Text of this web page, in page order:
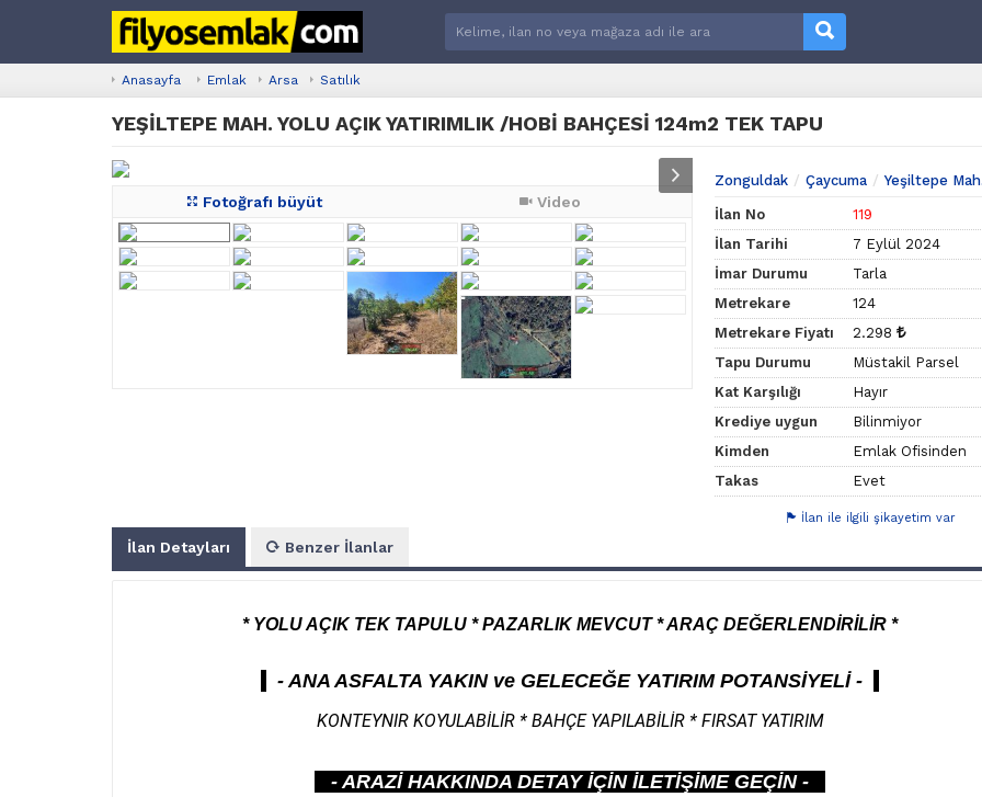
Anasayfa Emlak Arsa Satılık
YEŞİLTEPE MAH. YOLU AÇIK YATIRIMLIK /HOBİ BAHÇESİ 124m2 TEK TAPU
Fotoğrafı büyüt Video
Zonguldak Çaycuma Yeşiltepe Mah.
İlan No
119
İlan Tarihi
7 Eylül 2024
İmar Durumu
Tarla
Metrekare
124
Metrekare Fiyatı
2.298
Tapu Durumu
Müstakil Parsel
Kat Karşılığı
Hayır
Krediye uygun
Bilinmiyor
Kimden
Emlak Ofisinden
Takas
Evet
İlan ile ilgili şikayetim var
İlan Detayları Benzer İlanlar
* YOLU AÇIK TEK TAPULU * PAZARLIK MEVCUT * ARAÇ DEĞERLENDİRİLİR *
- ANA ASFALTA YAKIN ve GELECEĞE YATIRIM POTANSİYELİ-
KONTEYNIR KOYULABİLİR * BAHÇE YAPILABİLİR * FIRSAT YATIRIM
- ARAZİ HAKKINDA DETAY İÇİN İLETİŞİME GEÇİN -